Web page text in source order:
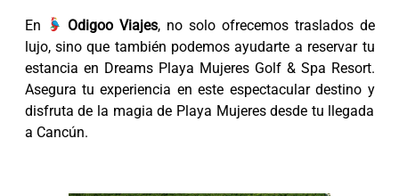
En Odigoo Viajes, no solo ofrecemos traslados de
lujo, sino que también podemos ayudarte a reservar tu
estancia en Dreams Playa Mujeres Golf & Spa Resort.
Asegura tu experiencia en este espectacular destino y
disfruta de la magia de Playa Mujeres desde tu llegada
a Cancún.